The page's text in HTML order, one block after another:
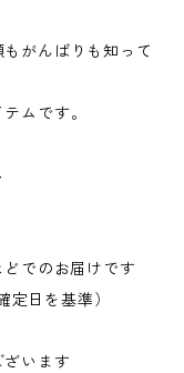
がんばりも知って
ムです。
でのお届けです
日を基準）
います